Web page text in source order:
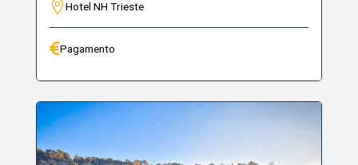
Hotel NH Trieste
Pagamento